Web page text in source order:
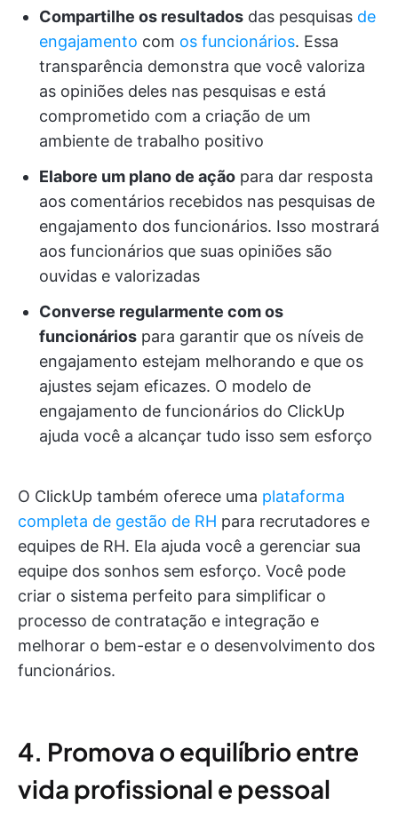
Compartilhe os resultados das pesquisas de
engajamento com os funcionários. Essa
transparência demonstra que você valoriza
as opiniões deles nas pesquisas e está
comprometido com a criação de um
ambiente de trabalho positivo
Elabore um plano de ação para dar resposta
aos comentários recebidos nas pesquisas de
engajamento dos funcionários. Isso mostrará
aos funcionários que suas opiniões são
ouvidas e valorizadas
Converse regularmente com os
funcionários para garantir que os níveis de
engajamento estejam melhorando e que os
ajustes sejam eficazes. O modelo de
engajamento de funcionários do ClickUp
ajuda você a alcançar tudo isso sem esforço
O ClickUp também oferece uma plataforma
completa de gestão de RH para recrutadores e
equipes de RH. Ela ajuda você a gerenciar sua
equipe dos sonhos sem esforço. Você pode
criar o sistema perfeito para simplificar o
processo de contratação e integração e
melhorar o bem-estar e o desenvolvimento dos
funcionários.
4. Promova o equilíbrio entre
vida profissional e pessoal